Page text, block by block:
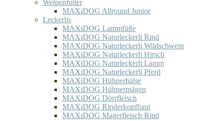
Welpenfutter
MAXiDOG Allround Junior
Leckerlis
MAXiDOG Lammfüße
MAXiDOG Naturleckerli Rind
MAXiDOG Naturleckerli Wildschwein
MAXiDOG Naturleckerli Hirsch
MAXiDOG Naturleckerli Lamm
MAXiDOG Naturleckerli Pferd
MAXiDOG Hühnerhälse
MAXiDOG Hühnermägen
MAXiDOG Dörrfleisch
MAXiDOG Rinderkopfhaut
MAXiDOG Magerfleisch Rind